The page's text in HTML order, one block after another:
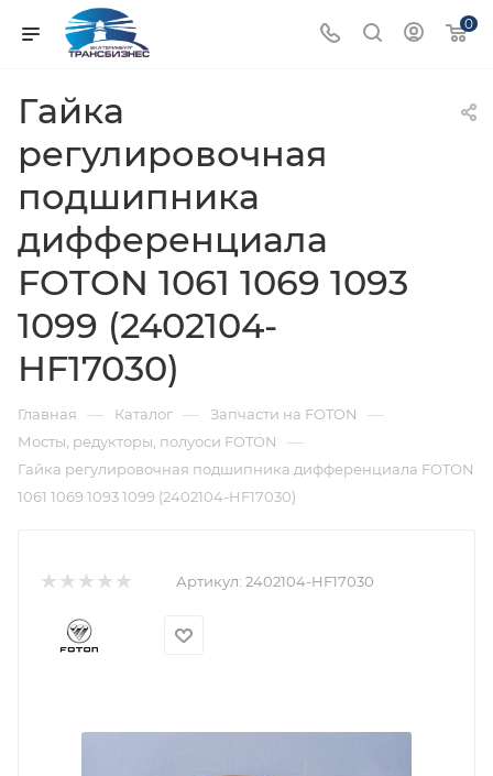
0
Гайка
регулировочная
подшипника
дифференциала
FOTON 1061 1069 1093
1099 (2402104-
HF17030)
Главная — Каталог — Запчасти на FOTON —
Мосты, редукторы, полуоси FOTON —
Гайка регулировочная подшипника дифференциала FOTON
1061 1069 1093 1099 (2402104-HF17030)
Артикул: 2402104-HF17030